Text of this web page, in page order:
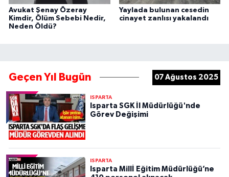
Avukat Şenay Özeray
Kimdir, Ölüm Sebebi Nedir,
Neden Öldü?
Yaylada bulunan cesedin
cinayet zanlısı yakalandı
Geçen Yıl Bugün 07 Ağustos 2025
ISPARTA
Isparta SGK İl Müdürlüğü'nde
Görev Değişimi
ISPARTA
Isparta Millİ Eğitim Müdürlüğü’ne